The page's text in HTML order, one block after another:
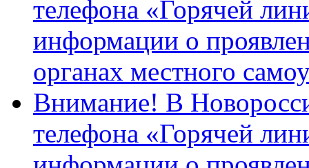
телефона «Горячей
информации о
органах местного
Внимание! В
телефона «Горячей